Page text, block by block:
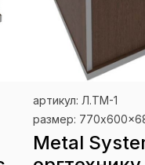
артикул: Л.ТМ-1
размер:
Metal